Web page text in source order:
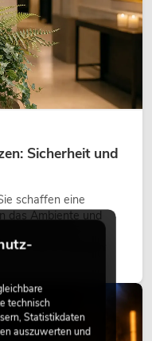
Sicherheit und
schaffen eine
das Ambiente und
Restaurants,
auf Messeständen:
längst zum
technisch
Statistikdaten
auszuwerten und